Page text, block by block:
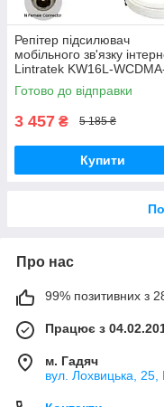
Репітер підсилювач
мобільного зв'язку
Lintratek KW16L-
PRO 3G 2100 МГц з AGC
АРП (10/3 дБі)
Готово до відправки
3 457 ₴ 5 185 ₴
Купити
Про нас
99% позитивних з
Працює з
м. Гадяч
вул. Лохвицька, 25,